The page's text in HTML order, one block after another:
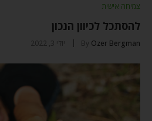
צמיחה אישית
להסתכל לכיוון הנכון
By Ozer Bergman יולי 3, 2022